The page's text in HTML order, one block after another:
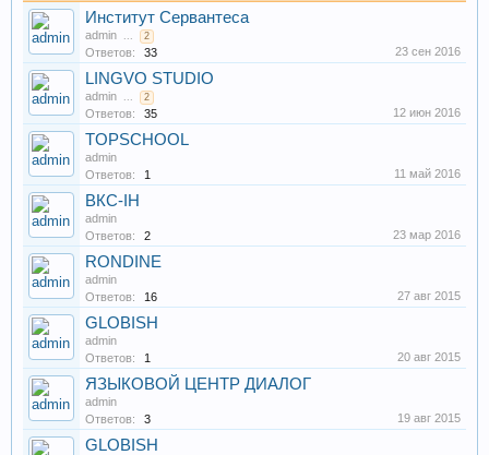
Институт Сервантеса
admin ... 2
Ответов: 33 23 сен 2016
LINGVO STUDIO
admin ... 2
Ответов: 35 12 июн 2016
TOPSCHOOL
admin
Ответов:
1 11 май 2016
ВКС-IH
admin
Ответов:
2 23 мар 2016
RONDINE
admin
Ответов:
16 27 авг 2015
GLOBISH
admin
Ответов:
1 20 авг 2015
ЯЗЫКОВОЙ ЦЕНТР ДИАЛОГ
admin
Ответов:
3 19 авг 2015
GLOBISH